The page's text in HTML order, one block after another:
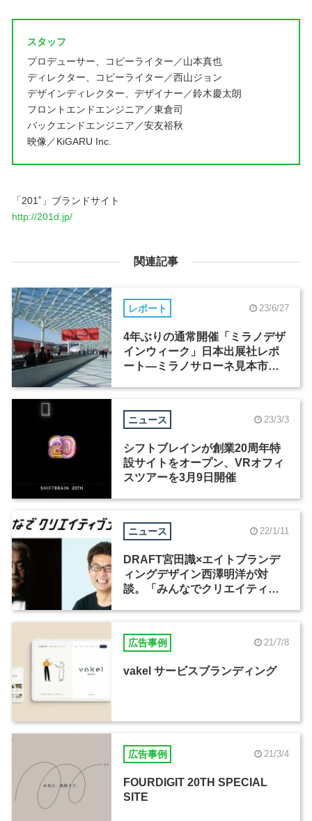
スタッフ
プロデューサー、コピーライター／山本真也
ディレクター、コピーライター／西山ジョン
デザインディレクター、デザイナー／鈴木慶太朗
フロントエンドエンジニア／東倉司
バックエンドエンジニア／安友裕秋
映像／KiGARU Inc.
「201˚」ブランドサイト
http://201d.jp/
関連記事
レポート 23/6/27
4年ぶりの通常開催「ミラノデザ
インウィーク」日本出展社レポ
ート―ミラノサローネ見本市会
ニュース 23/3/3
シフトブレインが創業20周年特
設サイトをオープン、VRオフィ
スツアーを3月9日開催
ニュース 22/1/11
DRAFT宮田識×エイトブランデ
ィングデザイン西澤明洋が対
談。「みんなでクリエイティブ
広告事例 21/7/8
vakel サービスブランディング
広告事例 21/3/4
FOURDIGIT 20TH SPECIAL
SITE